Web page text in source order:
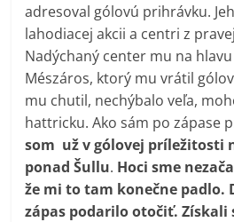
adresoval gólovú prihrávku.
lahodiacej akcii a centri z
Nadýchaný center mu na
Mészáros, ktorý mu vrátil
mu chutil, nechýbalo veľa,
hattricku. Ako sám po zápase
som už v gólovej príležitosti
ponad Šullu. Hoci sme
že mi to tam konečne padlo.
zápas podarilo otočiť. Získali